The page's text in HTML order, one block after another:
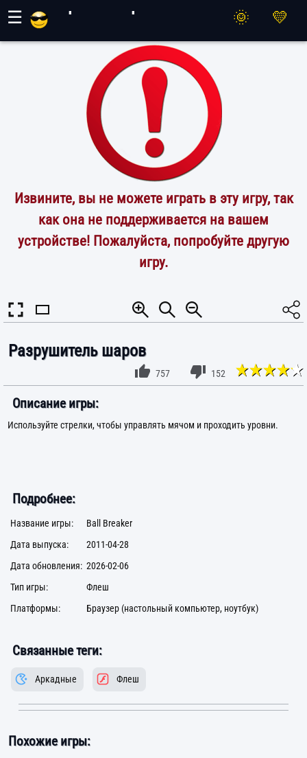
☰
Извините, вы не можете играть в эту игру, так
как она не поддерживается на вашем
устройстве! Пожалуйста, попробуйте другую
игру.
Разрушитель шаров
757 152
Описание игры:
Используйте стрелки, чтобы управлять мячом и проходить уровни.
Подробнее:
Название игры:
Ball Breaker
Дата выпуска:
2011-04-28
Дата обновления: 2026-02-06
Тип игры:
Флеш
Платформы:
Браузер (настольный компьютер, ноутбук)
Связанные теги:
Аркадные Флеш
Похожие игры: